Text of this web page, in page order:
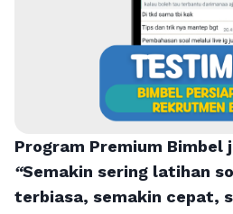
Program Premium Bimbel
“Semakin sering latihan
terbiasa, semakin cepat,